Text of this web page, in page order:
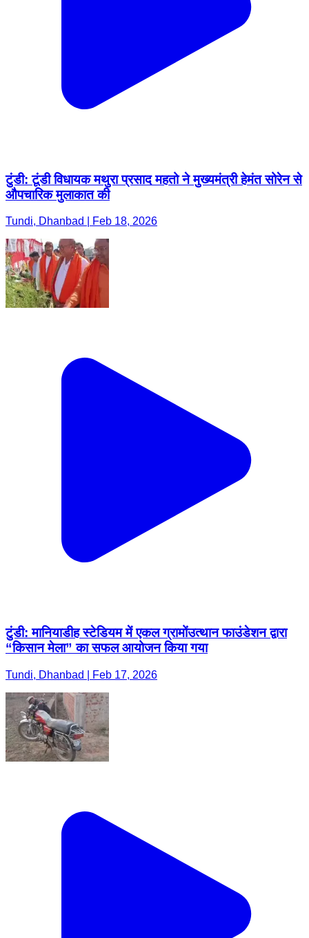
टुंडी: टूंडी विधायक मथुरा प्रसाद महतो ने मुख्यमंत्री हेमंत सोरेन से
औपचारिक मुलाकात की
Tundi, Dhanbad | Feb 18, 2026
टुंडी: मानियाडीह स्टेडियम में एकल ग्रामोंउत्थान फाउंडेशन द्वारा
“किसान मेला” का सफल आयोजन किया गया
Tundi, Dhanbad | Feb 17, 2026